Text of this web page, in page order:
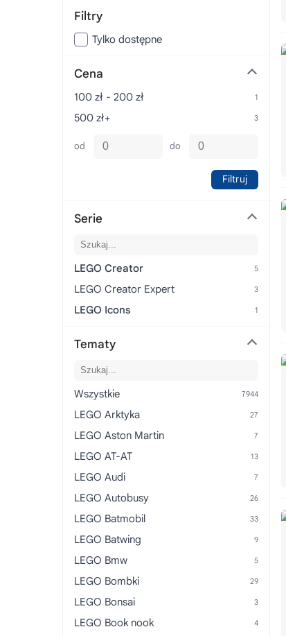
Filtry
Tylko dostępne
Cena
100 zł - 200 zł
500 zł+
od do
Filtruj
Serie
LEGO Creator
LEGO Creator Expert
LEGO Icons
Tematy
Wszystkie
LEGO Arktyka
LEGO Aston Martin
LEGO AT-AT
LEGO Audi
LEGO Autobusy
LEGO Batmobil
LEGO Batwing
LEGO Bmw
LEGO Bombki
LEGO Bonsai
LEGO Book nook